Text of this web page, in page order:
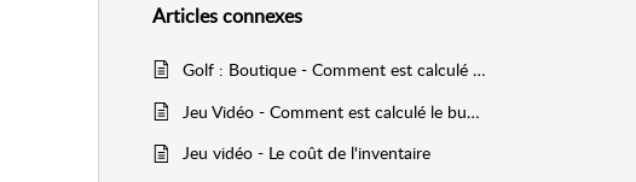
Articlesconnexes
Golf : Boutique - Comment est calculé le prix moyen dans l'étude de marché ?
Jeu Vidéo - Comment est calculé le budget prévisionnel?
Jeu vidéo - Le coût de l'inventaire